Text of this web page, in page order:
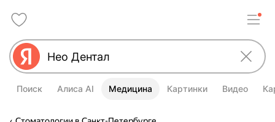
Поиск Алиса AI Медицина Картинки Видео